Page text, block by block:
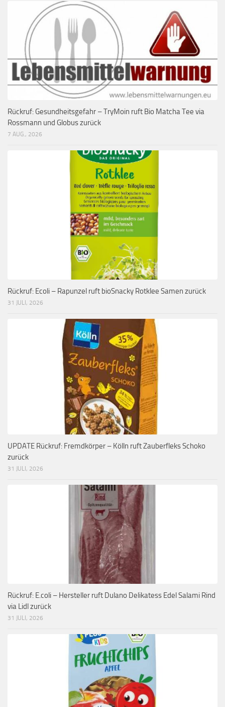
Rückruf: Gesundheitsgefahr – TryMoin ruft Bio Matcha Tee via
Rossmann und Globus zurück
7 AUG., 2026
Rückruf: Ecoli – Rapunzel ruft bioSnacky Rotklee Samen zurück
31 JULI, 2026
UPDATE Rückruf: Fremdkörper – Kölln ruft Zauberfleks Schoko
zurück
31 JULI, 2026
Rückruf: E.coli – Hersteller ruft Dulano Delikatess Edel Salami Rind
via Lidl zurück
31 JULI, 2026